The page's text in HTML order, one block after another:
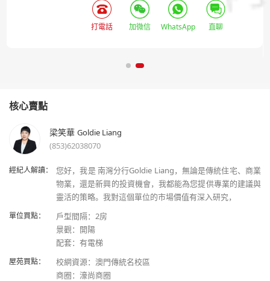
打電話 加微信 WhatsApp 直聊
核心賣點
梁笑華 Goldie Liang
(853)62038070
經紀人解讀：
您好，我是 南灣分行Goldie Liang，無論是傳統住宅、商業
物業，還是新興的投資機會，我都能為您提供專業的建議與
單位買點：
戶型間隔：2房
景觀：開陽
屋苑買點：
校網資源：澳門傳統名校區
商圈：濠尚商圈